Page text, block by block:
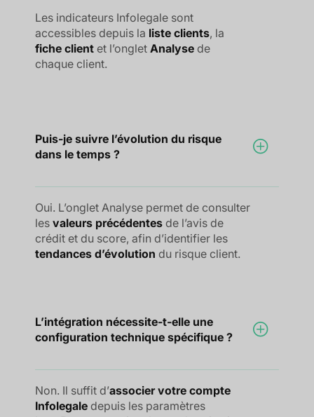
Les indicateurs Infolegale sont
accessibles depuis la liste clients, la
fiche client et l’onglet Analyse de
chaque client.
Puis-je suivre l’évolution du risque
dans le temps ?
Oui. L’onglet Analyse permet de consulter
les valeurs précédentes de l’avis de
crédit et du score, afin d’identifier les
tendances d’évolution du risque client.
L’intégration nécessite-t-elle une
configuration technique spécifique ?
Non. Il suffit d’associer votre compte
Infolegale depuis les paramètres